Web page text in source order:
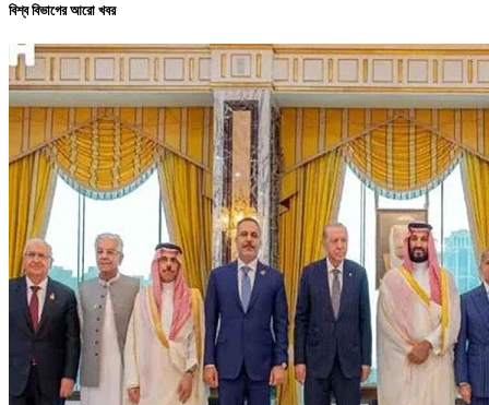
বিশ্ব বিভাগের আরো খবর